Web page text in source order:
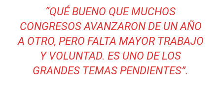
“QUÉ BUENO QUE MUCHOS
CONGRESOS AVANZARON DE UN AÑO
A OTRO, PERO FALTA MAYOR TRABAJO
Y VOLUNTAD. ES UNO DE LOS
GRANDES TEMAS PENDIENTES”.